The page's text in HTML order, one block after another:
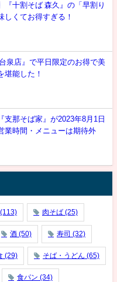
『十割そば 森久』の「早割り
しくてお得すぎる！
泉店』で平日限定のお得で美
堪能した！
支那そば家』が2023年8月1日
業時間・メニューは期待外
(113) 肉そば (25)
酒 (50) 寿司 (32)
(29) そば・うどん (65)
食パン (34)